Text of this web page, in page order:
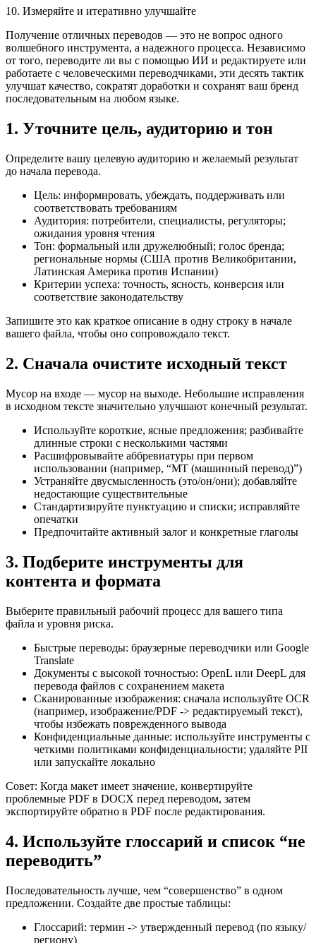
10. Измеряйте и итеративно улучшайте
Получение отличных переводов — это не вопрос одного
волшебного инструмента, а надежного процесса. Независимо
от того, переводите ли вы с помощью ИИ и редактируете или
работаете с человеческими переводчиками, эти десять тактик
улучшат качество, сократят доработки и сохранят ваш бренд
последовательным на любом языке.
1. Уточните цель, аудиторию и тон
Определите вашу целевую аудиторию и желаемый результат
до начала перевода.
Цель: информировать, убеждать, поддерживать или
соответствовать требованиям
Аудитория: потребители, специалисты, регуляторы;
ожидания уровня чтения
Тон: формальный или дружелюбный; голос бренда;
региональные нормы (США против Великобритании,
Латинская Америка против Испании)
Критерии успеха: точность, ясность, конверсия или
соответствие законодательству
Запишите это как краткое описание в одну строку в начале
вашего файла, чтобы оно сопровождало текст.
2. Сначала очистите исходный текст
Мусор на входе — мусор на выходе. Небольшие исправления
в исходном тексте значительно улучшают конечный результат.
Используйте короткие, ясные предложения; разбивайте
длинные строки с несколькими частями
Расшифровывайте аббревиатуры при первом
использовании (например, “MT (машинный перевод)”)
Устраняйте двусмысленность (это/он/они); добавляйте
недостающие существительные
Стандартизируйте пунктуацию и списки; исправляйте
опечатки
Предпочитайте активный залог и конкретные глаголы
3. Подберите инструменты для
контента и формата
Выберите правильный рабочий процесс для вашего типа
файла и уровня риска.
Быстрые переводы: браузерные переводчики или Google
Translate
Документы с высокой точностью: OpenL или DeepL для
перевода файлов с сохранением макета
Сканированные изображения: сначала используйте OCR
(например, изображение/PDF -> редактируемый текст),
чтобы избежать поврежденного вывода
Конфиденциальные данные: используйте инструменты с
четкими политиками конфиденциальности; удаляйте PII
или запускайте локально
Совет: Когда макет имеет значение, конвертируйте
проблемные PDF в DOCX перед переводом, затем
экспортируйте обратно в PDF после редактирования.
4. Используйте глоссарий и список “не
переводить”
Последовательность лучше, чем “совершенство” в одном
предложении. Создайте две простые таблицы:
Глоссарий: термин -> утвержденный перевод (по языку/
региону)